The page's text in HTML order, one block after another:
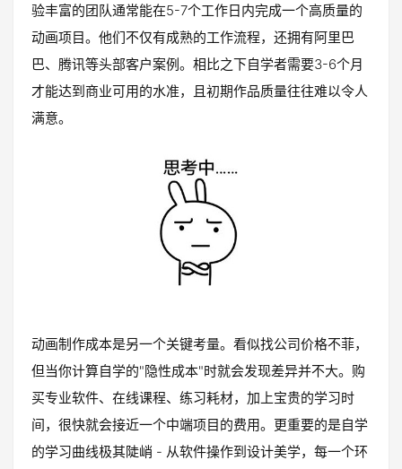
验丰富的团队通常能在5-7个工作日内完成一个高质量的
动画项目。他们不仅有成熟的工作流程，还拥有阿里巴
巴、腾讯等头部客户案例。相比之下自学者需要3-6个月
才能达到商业可用的水准，且初期作品质量往往难以令人
满意。
动画制作成本是另一个关键考量。看似找公司价格不菲，
但当你计算自学的"隐性成本"时就会发现差异并不大。购
买专业软件、在线课程、练习耗材，加上宝贵的学习时
间，很快就会接近一个中端项目的费用。更重要的是自学
的学习曲线极其陡峭 - 从软件操作到设计美学，每一个环